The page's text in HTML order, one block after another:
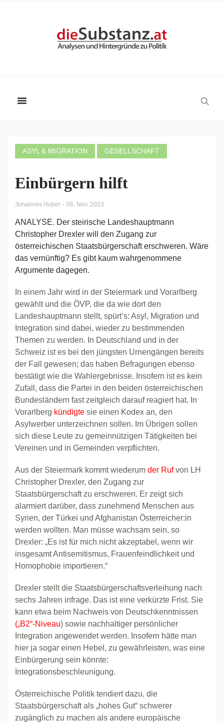
ASYL & MIGRATION GESELLSCHAFT
Einbürgern hilft
Johannes Huber - 06. Nov. 2023
ANALYSE. Der steirische Landeshauptmann
Christopher Drexler will den Zugang zur
österreichischen Staatsbürgerschaft erschweren. Wäre
das vernünftig? Es gibt kaum wahrgenommene
Argumente dagegen.
In einem Jahr wird in der Steiermark und Vorarlberg
gewählt und die ÖVP, die da wie dort den
Landeshauptmann stellt, spürt’s: Asyl, Migration und
Integration sind dabei, wieder zu bestimmenden
Themen zu werden. In Deutschland und in der
Schweiz ist es bei den jüngsten Urnengängen bereits
der Fall gewesen; das haben Befragungen ebenso
bestätigt wie die Wahlergebnisse. Insofern ist es kein
Zufall, dass die Partei in den beiden österreichischen
Bundesländern fast zeitgleich darauf reagiert hat. In
Vorarlberg kündigte sie einen Kodex an, den
Asylwerber unterzeichnen sollen. Im Übrigen sollen
sich diese Leute zu gemeinnützigen Tätigkeiten bei
Vereinen und in Gemeinden verpflichten.
Aus der Steiermark kommt wiederum der Rufvon LH
Christopher Drexler, den Zugang zur
Staatsbürgerschaft zu erschweren. Er zeigt sich
alarmiert darüber, dass zunehmend Menschen aus
Syrien, der Türkei und Afghanistan Österreicher:in
werden wollten. Man müsse wachsam sein, so
Drexler: „Es ist für mich nicht akzeptabel, wenn wir
insgesamt Antisemitismus, Frauenfeindlichkeit und
Homophobie importieren.“
Drexler stellt die Staatsbürgerschaftsverleihung nach
sechs Jahren infrage. Das ist eine verkürzte Frist. Sie
kann etwa beim Nachweis von Deutschkenntnissen
(„B2“-Niveau) sowie nachhaltiger persönlicher
Integration angewendet werden. Insofern hätte man
hier ja sogar einen Hebel, zu gewährleisten, was eine
Einbürgerung sein könnte:
Integrationsbeschleunigung.
Österreichische Politik tendiert dazu, die
Staatsbürgerschaft als „hohes Gut“ schwerer
zugänglich zu machen als andere europäische